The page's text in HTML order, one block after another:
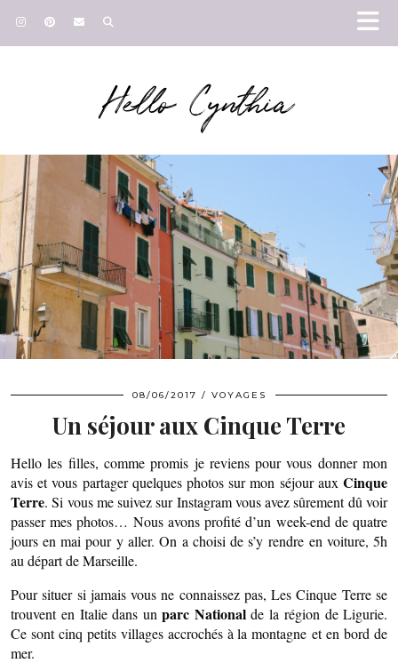
Hello Cynthia
08/06/2017 VOYAGES
Un séjour aux Cinque Terre
Hello les filles, comme promis je reviens pour vous donner mon
avis et vous partager quelques photos sur mon séjour aux Cinque
Terre. Si vous me suivez sur Instagram vous avez sûrement dû voir
passer mes photos… Nous avons profité d’un week-end de quatre
jours en mai pour y aller. On a choisi de s’y rendre en voiture, 5h
au départ de Marseille.
Pour situer si jamais vous ne connaissez pas, Les Cinque Terre se
trouvent en Italie dans unparc Nationalde la région de Ligurie.
Ce sont cinq petits villages accrochés à la montagne et en bord de
mer.